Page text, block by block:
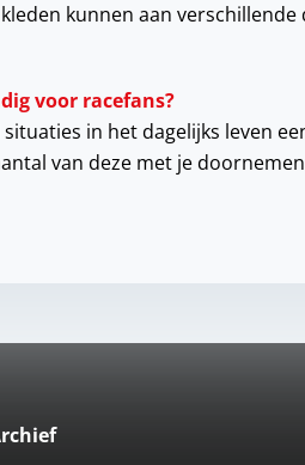
kunnen aan
voor racefans?
in het dagelijks leven
van deze met je